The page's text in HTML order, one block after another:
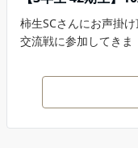
柿生SCさんにお声掛
交流戦に参加してきま